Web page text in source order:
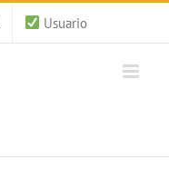
Usuario